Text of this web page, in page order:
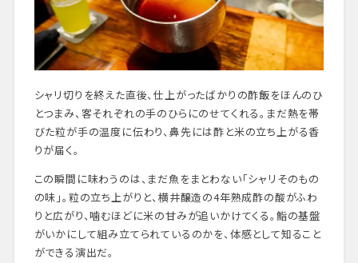
シャリ切りを終えた直後、仕上がったばかりの酢飯をほんのひ
とつまみ、客それぞれの手のひらにのせてくれる。まだ熱を帯
びた粒が手の温度に伝わり、鼻先には酢と米の立ち上がる香
りが届く。
この瞬間に味わうのは、まだ魚をまとわない「シャリそのもの
の味」。粒の立ち上がりと、横井醸造の4年熟成酢の酸がふわ
りと広がり、噛むほどに米の甘みが追いかけてくる。鮨の基盤
がいかにして組み立てられているのかを、体感として知ること
ができる演出だ。